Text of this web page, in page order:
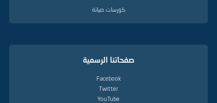
كورسات صيانة
صفحاتنا الرسمية
Facebook
Twitter
YouTube